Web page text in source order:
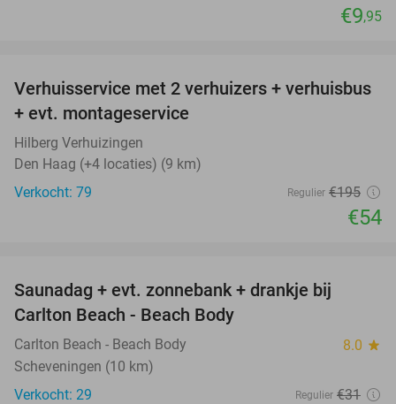
€9,95
72%
Verhuisservice met 2 verhuizers + verhuisbus
+ evt. montageservice
Hilberg Verhuizingen
Den Haag (+4 locaties) (9 km)
Verkocht: 79
Regulier €195
€54
Saunadag + evt. zonnebank + drankje bij
Carlton Beach - Beach Body
Carlton Beach - Beach Body 8.0 star
Scheveningen (10 km)
Verkocht: 29
Regulier €31